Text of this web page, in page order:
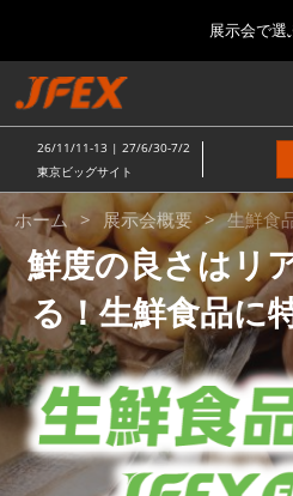
ッ
プ
し
進
む
to
close
the
展示会で選
日本の食品”輸
2026年11月11日
東京ビッグサイ
JFEX
2026年11月11日
東京ビッグサイ
国際 食品物流
2027年06月30日
東京ビッグサイ
ー
ナ
ビ
ー
シ
ョ
ン
折
り
た
た
む
26/11/11-13 | 27/6/30-7/2
東京ビッグサイト
ホーム 展示会概要 生鮮食
生
鮮
食
品
鮮度の良さはリ
る！生鮮食品に